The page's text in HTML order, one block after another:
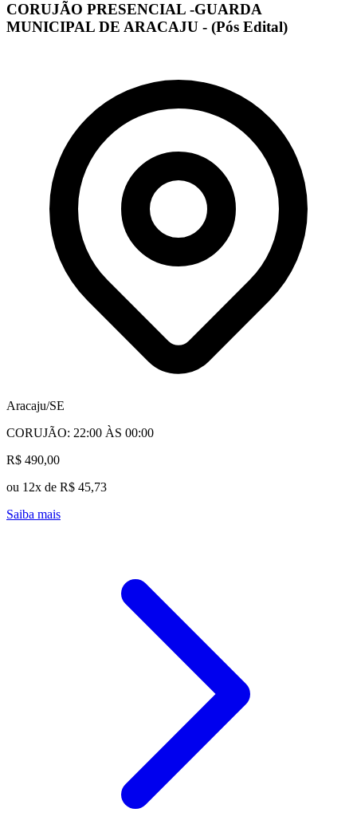
CORUJÃO PRESENCIAL -GUARDA
MUNICIPAL DE ARACAJU - (Pós Edital)
Aracaju/SE
CORUJÃO: 22:00 ÀS 00:00
R$ 490,00
ou 12x de R$ 45,73
Saiba mais